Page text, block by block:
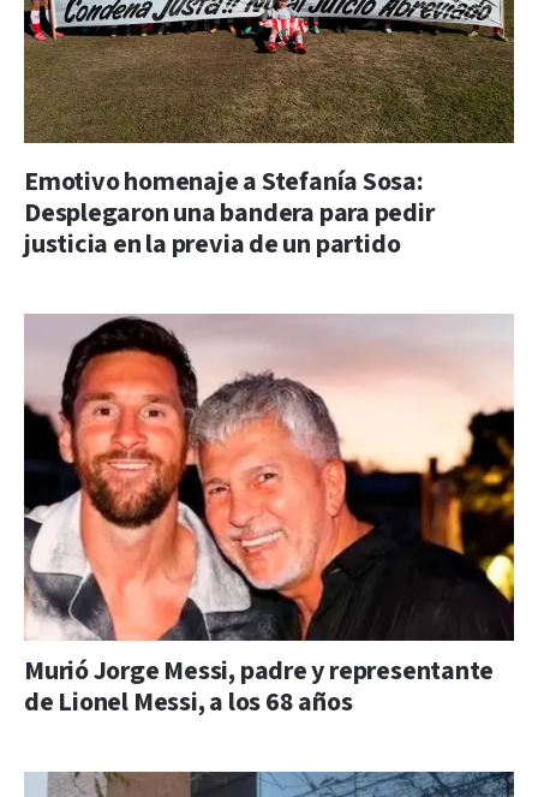
Emotivo homenaje a Stefanía Sosa:
Desplegaron una bandera para pedir
justicia en la previa de un partido
Murió Jorge Messi, padre y representante
de Lionel Messi, a los 68 años